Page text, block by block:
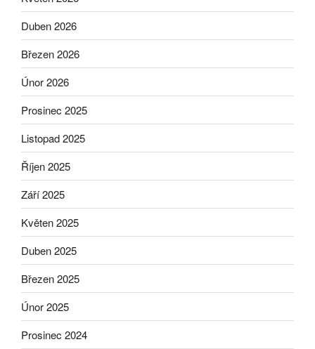
Duben 2026
Březen 2026
Únor 2026
Prosinec 2025
Listopad 2025
Říjen 2025
Září 2025
Květen 2025
Duben 2025
Březen 2025
Únor 2025
Prosinec 2024